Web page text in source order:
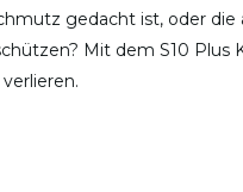
gedacht ist, oder
Mit dem S10